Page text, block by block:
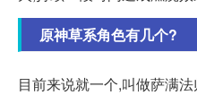
原神草系角色有几个?
目前来说就一个,叫做萨满